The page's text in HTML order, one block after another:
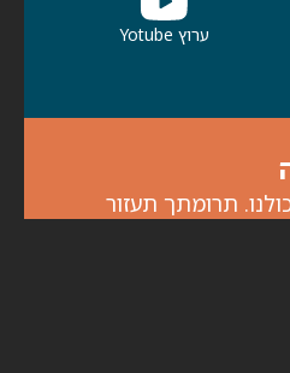
תרומתך תעזור
ערוץ Yotube